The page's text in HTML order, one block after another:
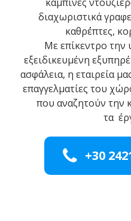
διαχωριστικά
καθρ΄έπτες,
Με επίκεντρο την
εξειδικευμένη
ασφάλεια, η εταιρεία
επαγγελματίες του
που αναζητούν την
τα
 +30